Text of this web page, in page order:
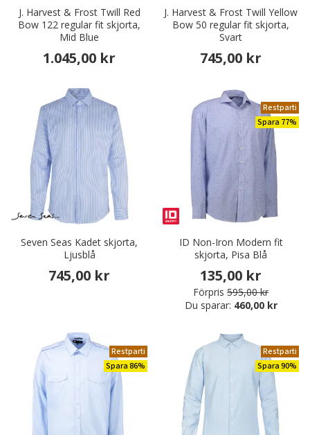
J. Harvest & Frost Twill Red
Bow 122 regular fit skjorta,
Mid Blue
1.045,00 kr
J. Harvest & Frost Twill Yellow
Bow 50 regular fit skjorta,
Svart
745,00 kr
Seven Seas Kadet skjorta,
Ljusblå
745,00 kr
Restparti
Spara 77%
ID Non-Iron Modern fit
skjorta, Pisa Blå
135,00 kr
Förpris 595,00 kr
Du sparar: 460,00 kr
Restparti
Spara 86%
Restparti
Spara 90%